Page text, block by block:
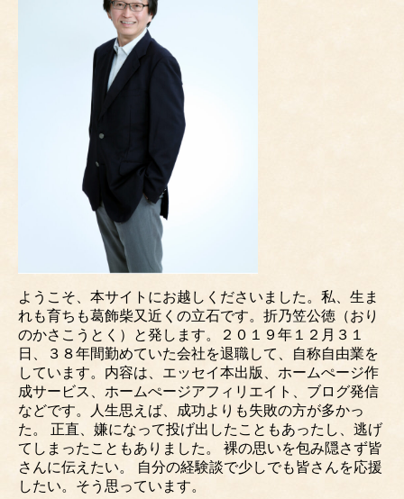
ようこそ、本サイトにお越しくださいました。私、生ま
れも育ちも葛飾柴又近くの立石です。折乃笠公徳（おり
のかさこうとく）と発します。２０１９年１２月３１
日、３８年間勤めていた会社を退職して、自称自由業を
しています。内容は、エッセイ本出版、ホームぺージ作
成サービス、ホームぺージアフィリエイト、ブログ発信
などです。人生思えば、成功よりも失敗の方が多かっ
た。 正直、嫌になって投げ出したこともあったし、逃げ
てしまったこともありました。 裸の思いを包み隠さず皆
さんに伝えたい。 自分の経験談で少しでも皆さんを応援
したい。そう思っています。